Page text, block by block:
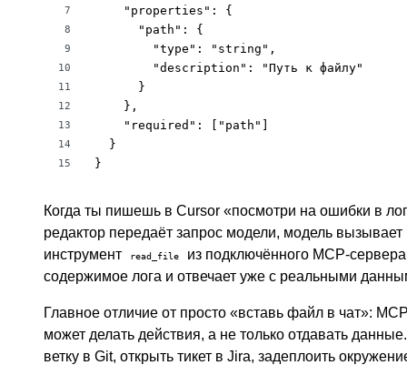
7
8
9
10
11
12
13
14
15
    "properties": {
      "path": {
        "type": "string",
        "description": "Путь к файлу"
      }
    },
    "required": ["path"]
  }
}
Когда ты пишешь в Cursor «посмотри на ошибки в
редактор передаёт запрос модели, модель вызывает
инструмент
read_file
из подключённого MCP-
содержимое лога и отвечает уже с реальными
Главное отличие от просто «вставь файл в чат»:
может делать действия, а не только отдавать
ветку в Git, открыть тикет в Jira, задеплоить